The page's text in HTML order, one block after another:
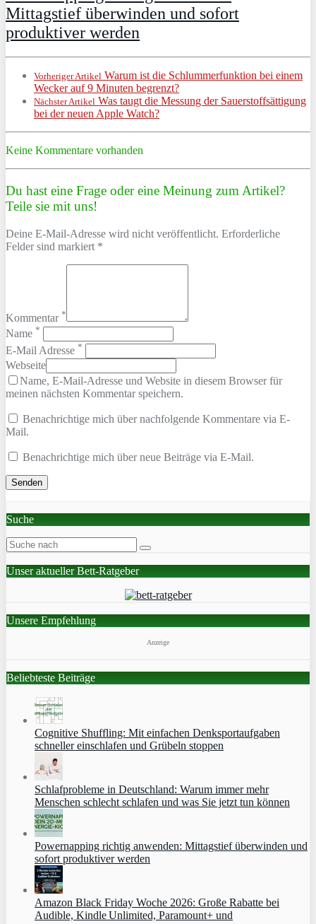
Mittagstief überwinden und sofort
produktiver werden
Vorheriger Artikel Warum ist die Schlummerfunktion bei einem
Wecker auf 9 Minuten begrenzt?
Nächster Artikel Was taugt die Messung der Sauerstoffsättigung
bei der neuen Apple Watch?
Keine Kommentare vorhanden
Du hast eine Frage oder eine Meinung zum Artikel?
Teile sie mit uns!
Deine E-Mail-Adresse wird nicht veröffentlicht. Erforderliche
Felder sind markiert *
Kommentar *
Name *
E-Mail Adresse *
Webseite
Name, E-Mail-Adresse und Website in diesem Browser für
meinen nächsten Kommentar speichern.
Benachrichtige mich über nachfolgende Kommentare via E-
Mail.
Benachrichtige mich über neue Beiträge via E-Mail.
Suche
Unser aktueller Bett-Ratgeber
Unsere Empfehlung
Anzeige
Beliebteste Beiträge
Cognitive Shuffling: Mit einfachen Denksportaufgaben
schneller einschlafen und Grübeln stoppen
Schlafprobleme in Deutschland: Warum immer mehr
Menschen schlecht schlafen und was Sie jetzt tun können
Powernapping richtig anwenden: Mittagstief überwinden und
sofort produktiver werden
Amazon Black Friday Woche 2026: Große Rabatte bei
Audible, Kindle Unlimited, Paramount+ und